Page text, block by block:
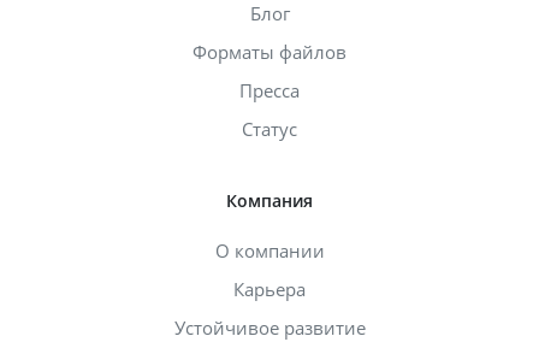
Блог
Форматы файлов
Пресса
Статус
Компания
О компании
Карьера
Устойчивое развитие